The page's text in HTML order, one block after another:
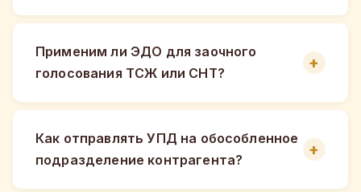
Применим ли ЭДО для заочного
голосования ТСЖ или СНТ?
Как отправлять УПД на обособленное
подразделение контрагента?